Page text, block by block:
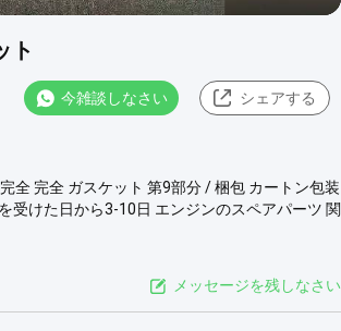
ト
今雑談しなさい シェアする
全 完全 ガスケット 第9部分 / 梱包 カートン包装
受けた日から3-10日 エンジンのスペアパーツ 関
メッセージを残しなさい